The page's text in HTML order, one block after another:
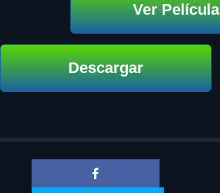
Ver Película
Descargar